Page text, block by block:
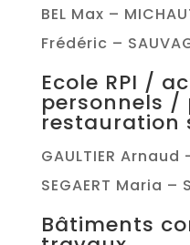
BEL Max –
Frédéric –
Ecole RPI /
personnels /
restauration
GAULTIER Arnaud
SEGAERT Maria –
Bâtiments